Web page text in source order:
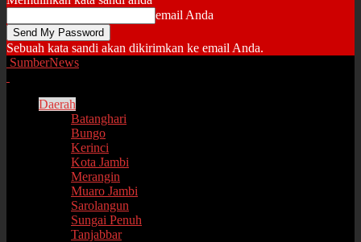
email Anda
Sebuah kata sandi akan dikirimkan ke email Anda.
SumberNews
Daerah
Batanghari
Bungo
Kerinci
Kota Jambi
Merangin
Muaro Jambi
Sarolangun
Sungai Penuh
Tanjabbar